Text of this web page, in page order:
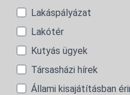
Lakáspályázat
Lakótér
Kutyás ügyek
Társasházi hírek
Állami kisajátításban